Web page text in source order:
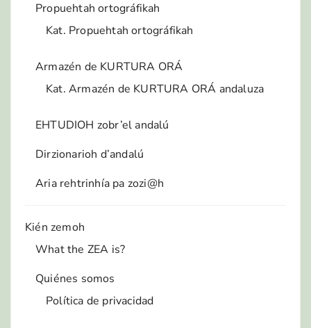
Propuehtah ortográfikah
Kat. Propuehtah ortográfikah
Armazén de KURTURA ORÁ
Kat. Armazén de KURTURA ORÁ andaluza
EHTUDIOH zobr’el andalú
Dirzionarioh d’andalú
Aria rehtrinhía pa zozi@h
Kién zemoh
What the ZEA is?
Quiénes somos
Política de privacidad